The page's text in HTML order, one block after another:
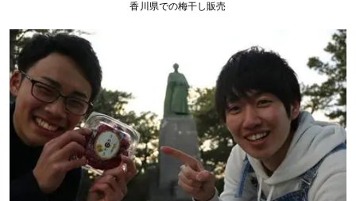
香川県での梅干し販売